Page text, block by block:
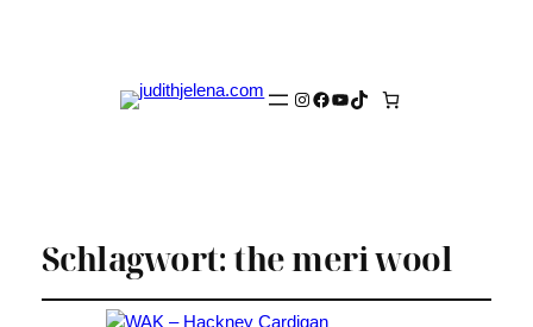
Instagram
Facebook
YouTube
TikTok
Schlagwort:the meri wool